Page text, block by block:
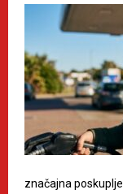
značajna